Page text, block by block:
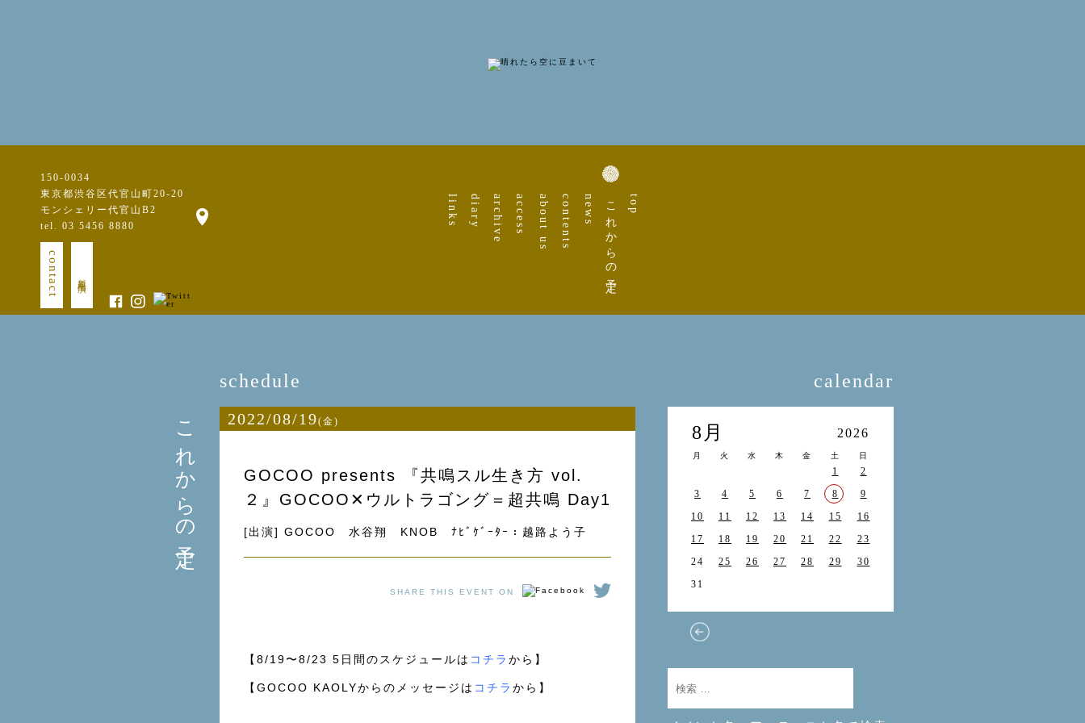
top
これからの予定
news
contents
about us
access
archive
diary
links
150-0034
東京都渋谷区代官山町20-20
モンシェリー代官山B2
tel. 03 5456 8880
contact
これからの予定
schedule
2022/08/19(金)
GOCOO presents 『共鳴スル生き方 vol.
２』GOCOO✕ウルトラゴング＝超共鳴 Day1
[出演] GOCOO 水谷翔 KNOB ﾅﾋﾞｹﾞｰﾀｰ：越路よう子
SHARE THIS EVENT ON
【8/19〜8/23 5日間のスケジュールは コチラ から】
【GOCOO KAOLYからのメッセージは コチラ から】
calendar
8月 2026
月 火 水 木 金 土 日
1
2
3
4 5 6 7 8
9
10
11 12 13 14 15
16
17
18 19 20 21 22
23
24
25 26 27 28 29
30
31